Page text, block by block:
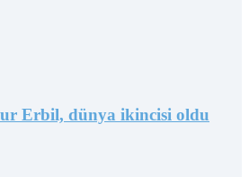
Erbil, dünya ikincisi oldu